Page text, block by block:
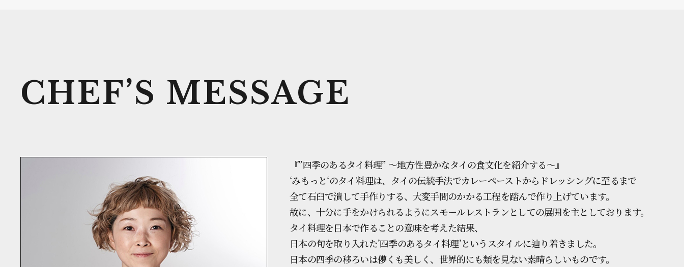
CHEF’S MESSAGE
『”四季のあるタイ料理” 〜地方性豊かなタイの食文化を紹介する〜』
‘みもっと‘のタイ料理は、タイの伝統手法でカレーペーストからドレッシングに至るまで
全て石臼で潰して手作りする、大変手間のかかる工程を踏んで作り上げています。
故に、十分に手をかけられるようにスモールレストランとしての展開を主としております。
タイ料理を日本で作ることの意味を考えた結果、
日本の旬を取り入れた’四季のあるタイ料理’というスタイルに辿り着きました。
日本の四季の移ろいは儚くも美しく、世界的にも類を見ない素晴らしいものです。